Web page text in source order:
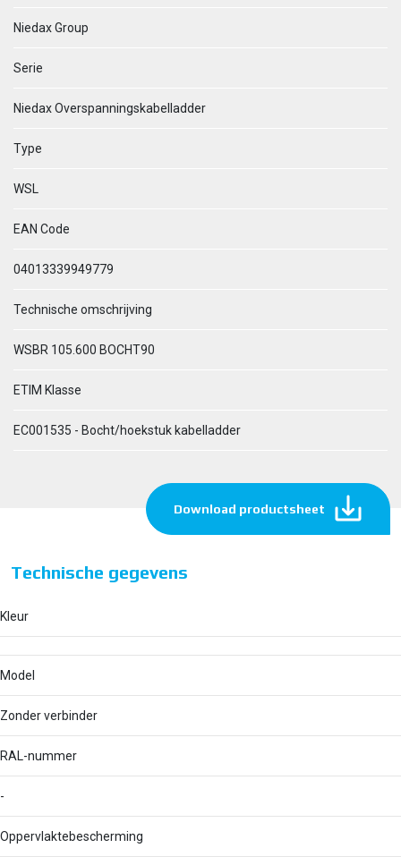
Niedax Group
Serie
Niedax Overspanningskabelladder
Type
WSL
EAN Code
04013339949779
Technische omschrijving
WSBR 105.600 BOCHT90
ETIM Klasse
EC001535 - Bocht/hoekstuk kabelladder
Download productsheet
Technische gegevens
Kleur
Model
Zonder verbinder
RAL-nummer
-
Oppervlaktebescherming